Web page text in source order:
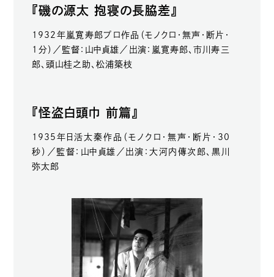
『磯の源太 抱寝の長脇差』
1932年嵐寛寿郎プロ作品（モノクロ・無声・断片・
1分）／監督：山中貞雄／出演：嵐寛寿郎、市川寿三
郎、頭山桂之助、松浦築枝
『怪盗白頭巾 前篇』
1935年日活太秦作品（モノクロ・無声・断片・30
秒）／監督：山中貞雄／出演：大河内傳次郎、黒川
弥太郎